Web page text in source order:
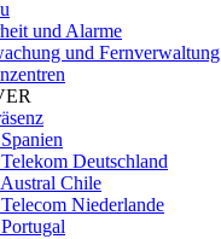
und Alarme
und Fernverwaltung
Deutschland
Chile
Niederlande